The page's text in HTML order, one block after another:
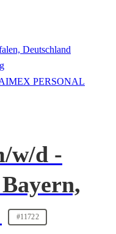
Deutschland
w/d -
#11722